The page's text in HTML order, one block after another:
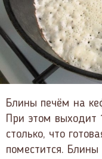
Блины печём на
При этом выходит
столько, что
поместится.